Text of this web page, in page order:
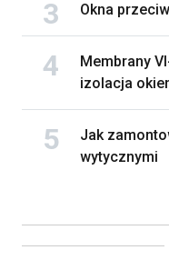
Okna
Membrany
izolacja
Jak
wytycznymi